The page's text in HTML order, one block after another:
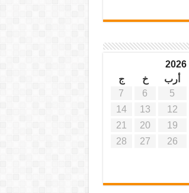
أرب خ
ج
5
6
7
12
13
14
19
20
21
26
27
28